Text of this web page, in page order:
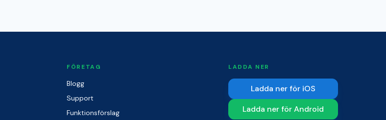
FÖRETAG
Blogg
Support
Funktionsförslag
LADDA NER
Ladda ner för iOS
Ladda ner för Android